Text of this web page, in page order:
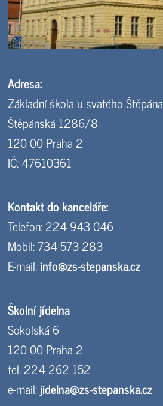
Adresa:
Základní škola u svatého Štěpána
Štěpánská 1286/8
120 00 Praha 2
IČ: 47610361
Kontakt do kanceláře:
Telefon: 224 943 046
Mobil: 734 573 283
E-mail:info@zs-stepanska.cz
Školní jídelna
Sokolská 6
120 00 Praha 2
tel. 224 262 152
e-mail:jidelna@zs-stepanska.cz